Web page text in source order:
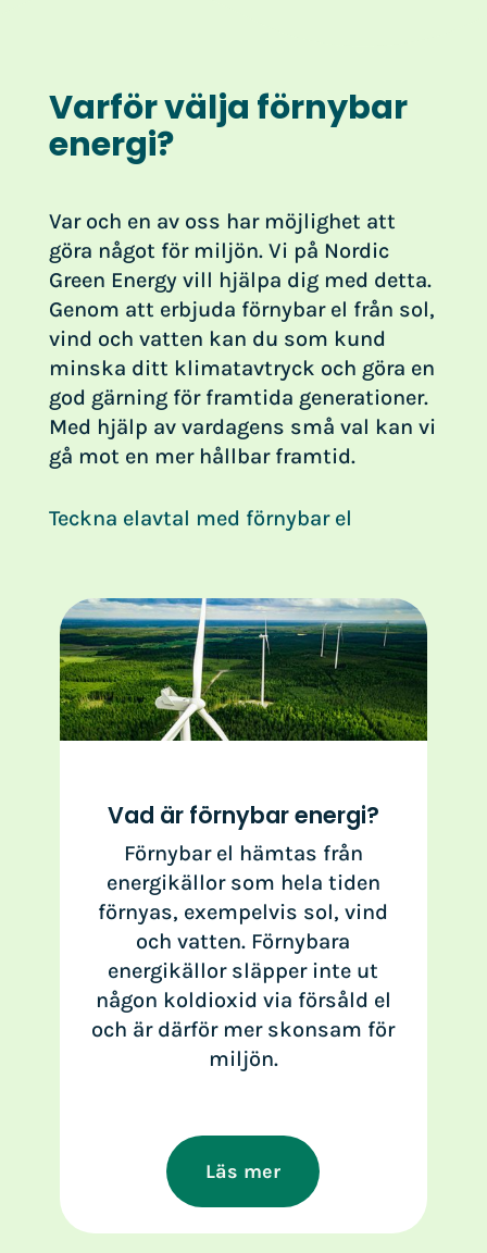
Varför välja förnybar
energi?
Var och en av oss har möjlighet att
göra något för miljön. Vi på Nordic
Green Energy vill hjälpa dig med detta.
Genom att erbjuda förnybar el från sol,
vind och vatten kan du som kund
minska ditt klimatavtryck och göra en
god gärning för framtida generationer.
Med hjälp av vardagens små val kan vi
gå mot en mer hållbar framtid.
Teckna elavtal med förnybar el
Vad är förnybar energi?
Förnybar el hämtas från
energikällor som hela tiden
förnyas, exempelvis sol, vind
och vatten. Förnybara
energikällor släpper inte ut
någon koldioxid via försåld el
och är därför mer skonsam för
miljön.
Läs mer